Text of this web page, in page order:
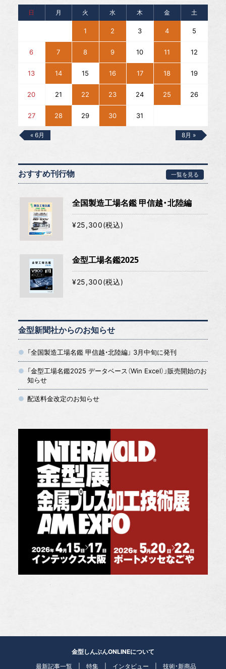
日 月 火 水 木 金 土
1 2 3 4 5
6 7 8 9 10 11 12
13 14 15 16 17 18 19
20 21 22 23 24 25 26
27 28 29 30 31
« 6月 8月 »
おすすめ刊行物 一覧を見る
全国製造工場名鑑 甲信越・北陸編
¥25,300(税込)
金型工場名鑑2025
¥25,300(税込)
金型新聞社からのお知らせ
「全国製造工場名鑑 甲信越・北陸編」 3月中旬に発刊
「金型工場名鑑2025 データベース（Win Excel）」販売開始のお
知らせ
配送料金改定のお知らせ
金型しんぶんONLINEについて
最新記事一覧
特集 インタビュー 技術・新商品